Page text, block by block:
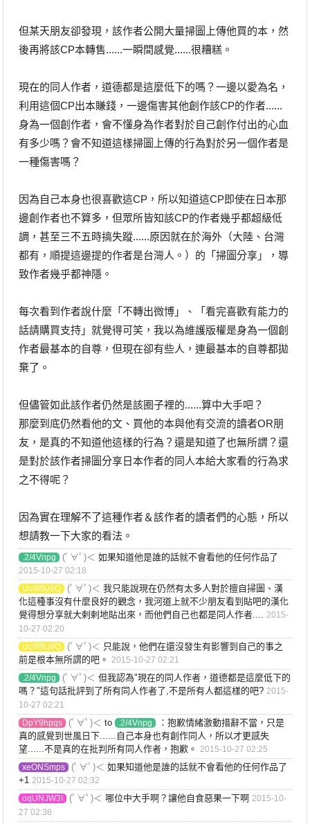
但某天朋友卻發現，該作者公開大量掃圖上傳他買的本，然
後再將該CP本轉售......一瞬間感覺......很糟糕。
現在的同人作者，道德都是這麼低下的嗎？一邊以愛為名，
利用這個CP出本賺錢，一邊傷害其他創作該CP的作者......
身為一個創作者，會不懂身為作者對於自己創作付出的心血
有多少嗎？會不知道這樣掃圖上傳的行為對於另一個作者是
一種傷害嗎？
因為自己本身也很喜歡這CP，所以知道這CP即使在日本那
邊創作者也不算多，但眾所皆知該CP的作者幾乎都超級低
調，甚至三不五時搞失蹤......原因就在於海外（大陸、台灣
都有，順提這邊提的作者是台灣人。）的「掃圖分享」，導
致作者幾乎都神隱。
每次看到作者說什麼「不轉出微博」、「看完喜歡有能力的
話請購買支持」就覺得可笑，我以為維護版權是身為一個創
作者最基本的自尊，但現在卻有些人，連最基本的自尊都拋
棄了。
但儘管如此該作者仍然是該圈子裡的......算中大手吧？
那麼到底仍然看他的文、買他的本與他有交流的讀者OR朋
友，是真的不知道他這樣的行為？還是知道了也無所謂？還
是對於該作者掃圖分享日本作者的同人本給大家看的行為求
之不得呢？
因為實在理解不了這種作者＆該作者的讀者們的心態，所以
想請教一下大家的看法。
.2/4Vnpg (ﾟ∀ﾟ)＜ 如果知道他是誰的話就不會看他的任何作品了
2015-10-27 02:18
Uo9f9u9Q
(ﾟ∀ﾟ)＜ 我只能說現在仍然有太多人對於擅自掃圖、漢
化這種事沒有什麼良好的觀念，我河道上就不少朋友看到貼吧的漢化
覺得想分享就大剌剌地貼出來，而他們自己也都是同人作者....2015-
10-27 02:20
Uo9f9u9Q
(ﾟ∀ﾟ)＜ 只能說，他們在還沒發生有影響到自己的事之
前是根本無所謂的吧。2015-10-27 02:21
.2/4Vnpg
(ﾟ∀ﾟ)＜ 但我認為"現在的同人作者，道德都是這麼低下的
嗎？"這句話批評到了所有同人作者了,不是所有人都這樣的吧?2015-
10-27 02:21
DpY9hpqs
(ﾟ∀ﾟ)＜ to .2/4Vnpg
：抱歉情緒激動措辭不當，只是
真的感覺到世風日下......自己本身也有創作同人，所以才更感失
望......不是真的在批判所有同人作者，抱歉。2015-10-27 02:25
xeONSmps
(ﾟ∀ﾟ)＜ 如果知道他是誰的話就不會看他的任何作品了
+12015-10-27 02:32
oqUNJW3I
(ﾟ∀ﾟ)＜ 哪位中大手啊？讓他自食惡果一下啊2015-10-
27 02:36